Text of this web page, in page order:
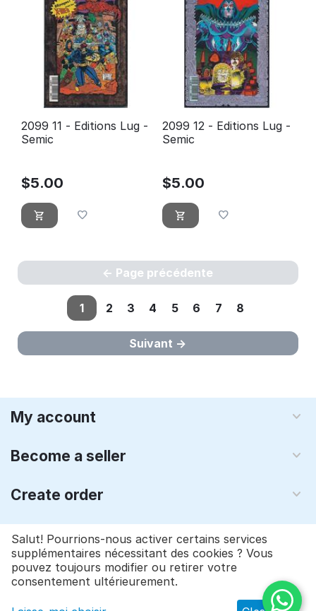
2099 11 - Editions Lug -
Semic
$5.00
2099 12 - Editions Lug -
Semic
$5.00
Page précédente
1 2 3 4 5 6 7 8
Suivant
My account
Become a seller
Create order
About us
© 1997 - 2026 Qyraz, inc.. RéalisationCS-Cart - logiciel e-
commerce
Salut! Pourrions-nous activer certains services
supplémentaires nécessitant des cookies ? Vous
pouvez toujours modifier ou retirer votre
consentement ultérieurement.